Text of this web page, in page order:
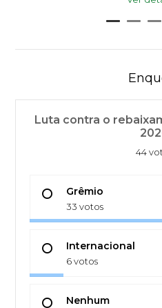
Luta contra o
44
Grêmio
33 votos
Internacional
6 votos
Nenhum